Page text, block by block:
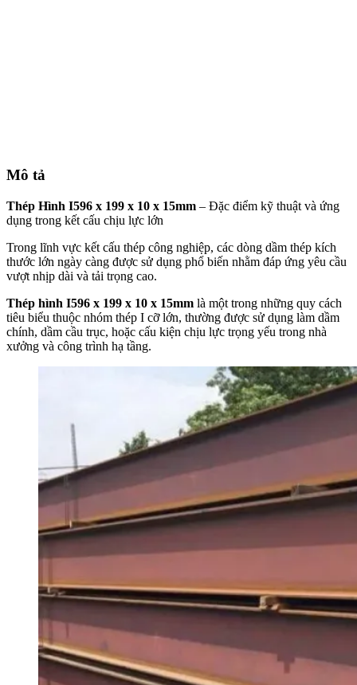
Mô tả
Thép Hình I596 x 199 x 10 x 15mm – Đặc điểm kỹ thuật và ứng
dụng trong kết cấu chịu lực lớn
Trong lĩnh vực kết cấu thép công nghiệp, các dòng dầm thép kích
thước lớn ngày càng được sử dụng phổ biến nhằm đáp ứng yêu cầu
vượt nhịp dài và tải trọng cao.
Thép hình I596 x 199 x 10 x 15mm là một trong những quy cách
tiêu biểu thuộc nhóm thép I cỡ lớn, thường được sử dụng làm dầm
chính, dầm cầu trục, hoặc cấu kiện chịu lực trọng yếu trong nhà
xưởng và công trình hạ tầng.